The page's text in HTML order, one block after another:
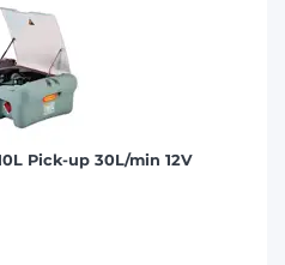
Pick-up 30L/min 12V